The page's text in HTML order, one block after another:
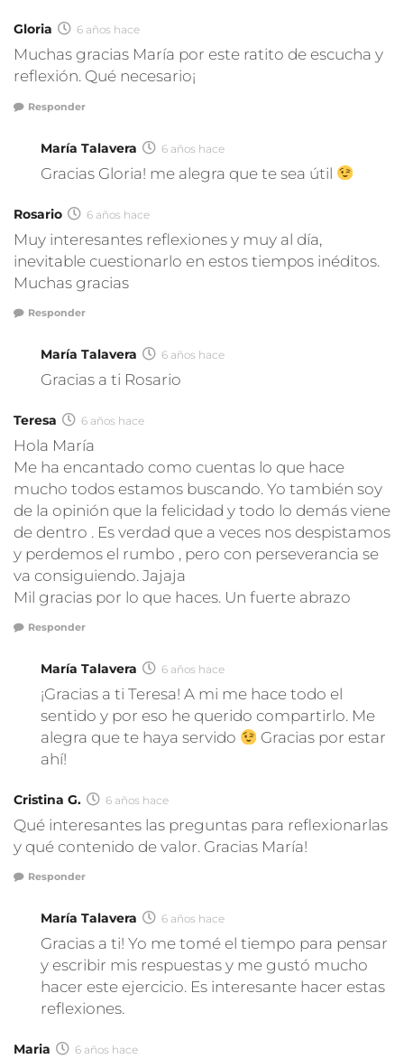
Gloria 6 años hace
Muchas gracias María por este ratito de escucha y
reflexión. Qué necesario¡
Responder
María Talavera 6 años hace
Gracias Gloria! me alegra que te sea útil
Rosario 6 años hace
Muy interesantes reflexiones y muy al día,
inevitable cuestionarlo en estos tiempos inéditos.
Muchas gracias
Responder
María Talavera 6 años hace
Gracias a ti Rosario
Teresa 6 años hace
Hola María
Me ha encantado como cuentas lo que hace
mucho todos estamos buscando. Yo también soy
de la opinión que la felicidad y todo lo demás viene
de dentro . Es verdad que a veces nos despistamos
y perdemos el rumbo , pero con perseverancia se
va consiguiendo. Jajaja
Mil gracias por lo que haces. Un fuerte abrazo
Responder
María Talavera 6 años hace
¡Gracias a ti Teresa! A mi me hace todo el
sentido y por eso he querido compartirlo. Me
alegra que te haya servido
Gracias por estar
ahí!
Cristina G. 6 años hace
Qué interesantes las preguntas para reflexionarlas
y qué contenido de valor. Gracias María!
Responder
María Talavera 6 años hace
Gracias a ti! Yo me tomé el tiempo para pensar
y escribir mis respuestas y me gustó mucho
hacer este ejercicio. Es interesante hacer estas
reflexiones.
Maria 6 años hace